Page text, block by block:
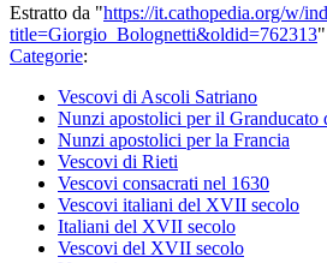
Estratto da "https://it.cathopedia.org/w/
title=Giorgio_Bolognetti&oldid=762313"
Categorie:
Vescovi di Ascoli Satriano
Nunzi apostolici per il Granducato
Nunzi apostolici per la Francia
Vescovi di Rieti
Vescovi consacrati nel 1630
Vescovi italiani del XVII secolo
Italiani del XVII secolo
Vescovi del XVII secolo